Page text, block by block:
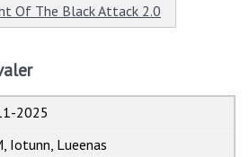
Of The Black Attack 2.0
2025
Iotunn, Lueenas